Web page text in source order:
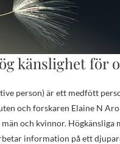
känslighet för
person) är ett medfött
och forskaren Elaine N
och kvinnor. Högkänsliga
information på ett